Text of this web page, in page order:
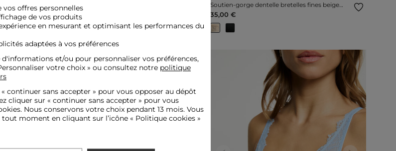
Soutien-gorge dentelle bretelles fines beige
femme
30,00 €
Soutien-gorge dentelle bretelles fines beige
35,00 €
vos offres personnelles
de vos produits
en mesurant et optimisant les performances du
adaptées à vos préférences
et/ou pour personnaliser vos préférences,
votre choix » ou consultez notre politique
continuer sans accepter » pour vous opposer au dépôt
cliquer sur « continuer sans accepter » pour vous
Nous conservons votre choix pendant 13 mois. Vous
tout moment en cliquant sur l’icône « Politique cookies »